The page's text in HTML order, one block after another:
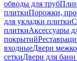
обводы для труб
плиткиПорожки,
для укладки плитки
плиткиАксессуары
покрытий
входныеДвери
сеткиДвери для